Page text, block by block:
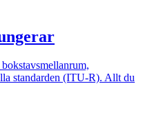
standarden (ITU-R). Allt du